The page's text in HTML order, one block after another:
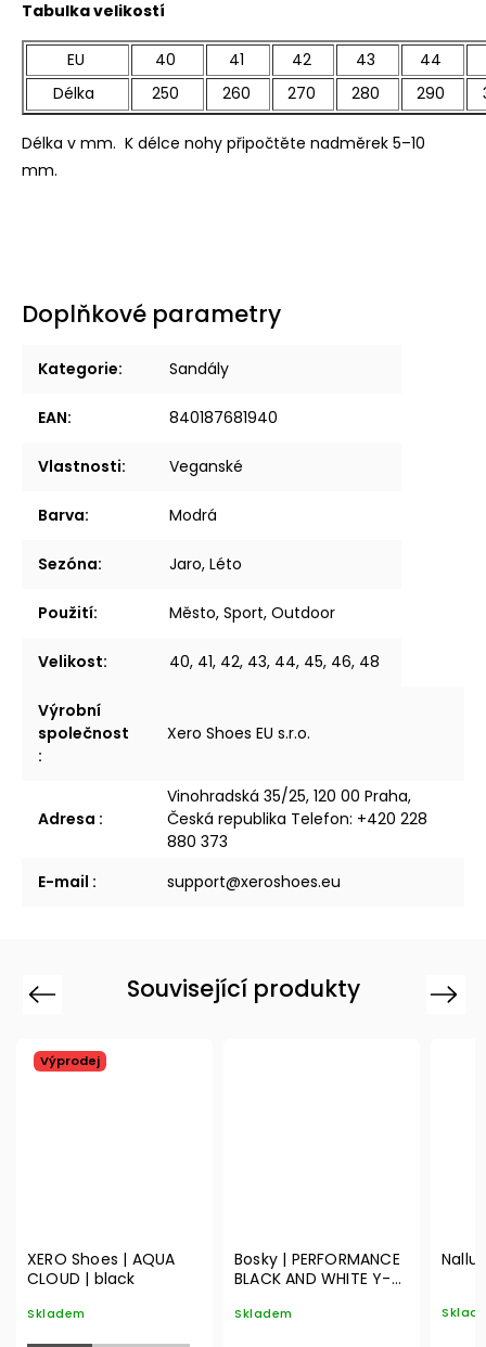
Tabulka velikostí
EU 40 41 42 43
44
Délka
250 260 270 280 290
Délka v mm. K délce nohy připočtěte nadměrek 5–10
mm.
Doplňkové parametry
Kategorie: Sandály
EAN: 840187681940
Vlastnosti: Veganské
Barva: Modrá
Sezóna: Jaro, Léto
Použití: Město, Sport, Outdoor
Velikost: 40, 41, 42, 43, 44, 45, 46, 48
Výrobní
společnost
:
Xero Shoes EU s.r.o.
Adresa :
Vinohradská 35/25, 120 00 Praha,
Česká republika Telefon: +420 228
880 373
E-mail : support@xeroshoes.eu
Související produkty
Previous
Výprodej
XERO Shoes | AQUA
CLOUD | black
Skladem
Bosky | PERFORMANCE
BLACK AND WHITE Y-
Skladem
Nallu
Next